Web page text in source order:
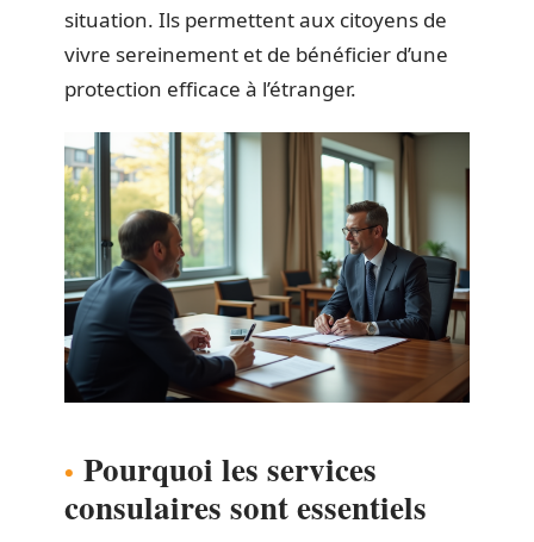
situation. Ils permettent aux citoyens de
vivre sereinement et de bénéficier d’une
protection efficace à l’étranger.
Pourquoi les services
consulaires sont essentiels